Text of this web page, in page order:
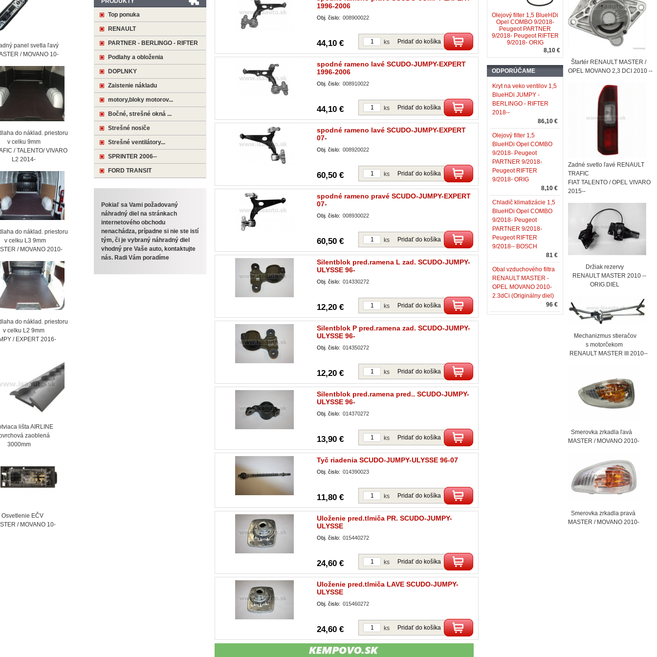
1996-2006
Obj. čislo: 008900022
44,10 € Pridať do košíka
ks
spodné rameno lavé SCUDO-JUMPY-EXPERT
1996-2006
Obj. čislo: 008910022
44,10 € Pridať do košíka
ks
spodné rameno lavé SCUDO-JUMPY-EXPERT
07-
Obj. čislo: 008920022
60,50 € Pridať do košíka
ks
spodné rameno pravé SCUDO-JUMPY-EXPERT
07-
Obj. čislo: 008930022
60,50 € Pridať do košíka
ks
Silentblok pred.ramena L zad. SCUDO-JUMPY-
ULYSSE 96-
Obj. čislo: 014330272
12,20 € Pridať do košíka
ks
Silentblok P pred.ramena zad. SCUDO-JUMPY-
ULYSSE 96-
Obj. čislo: 014350272
12,20 € Pridať do košíka
ks
Silentblok pred.ramena pred.. SCUDO-JUMPY-
ULYSSE 96-
Obj. čislo: 014370272
13,90 € Pridať do košíka
ks
Tyč riadenia SCUDO-JUMPY-ULYSSE 96-07
Obj. čislo: 014390023
11,80 € Pridať do košíka
ks
Uloženie pred.tlmiča PR. SCUDO-JUMPY-
ULYSSE
Obj. čislo: 015440272
24,60 € Pridať do košíka
ks
Uloženie pred.tlmiča LAVE SCUDO-JUMPY-
ULYSSE
Obj. čislo: 015460272
24,60 € Pridať do košíka
ks
Olejový filter 1,5 BlueHDi
Opel COMBO 9/2018-
Peugeot PARTNER
9/2018- Peugeot RIFTER
9/2018- ORIG
8,10 €
ODPORÚČAME
Kryt na veko ventilov 1,5
BlueHDi JUMPY -
BERLINGO - RIFTER
2018--
86,10 €
Olejový filter 1,5
BlueHDi Opel COMBO
9/2018- Peugeot
PARTNER 9/2018-
Peugeot RIFTER
9/2018- ORIG
8,10 €
Chladič klimatizácie 1,5
BlueHDi Opel COMBO
9/2018- Peugeot
PARTNER 9/2018-
Peugeot RIFTER
9/2018-- BOSCH
81 €
Obal vzduchového filtra
RENAULT MASTER -
OPEL MOVANO 2010-
2.3dCi (Originálny diel)
96 €
Top ponuka
RENAULT
PARTNER - BERLINGO - RIFTER
Podlahy a obloženia
DOPLNKY
Zaistenie nákladu
motory,bloky motorov...
Bočné, strešné okná ...
Strešné nosiče
Strešné ventilátory...
SPRINTER 2006--
FORD TRANSIT
Pokiaľ sa Vami požadovaný
náhradný diel na stránkach
internetového obchodu
nenachádza, prípadne si nie ste istí
tým, či je vybraný náhradný diel
vhodný pre Vaše auto, kontaktujte
nás. Radi Vám poradíme
panel svetla ľavý
/ MOVANO 10-
do náklad. priestoru
9mm
/ TALENTO/ VIVARO
2014-
do náklad. priestoru
L3 9mm
/ MOVANO 2010-
do náklad. priestoru
L2 9mm
/ EXPERT 2016-
lišta AIRLINE
zaoblená
EČV
/ MOVANO 10-
Štartér RENAULT MASTER /
OPEL MOVANO 2,3 DCI 2010 --
Zadné svetlo ľavé RENAULT
TRAFIC
FIAT TALENTO / OPEL VIVARO
2015--
Držiak rezervy
RENAULT MASTER 2010 --
ORIG.DIEL
Mechanizmus stieračov
s motorčekom
RENAULT MASTER III 2010--
Smerovka zrkadla ľavá
MASTER / MOVANO 2010-
Smerovka zrkadla pravá
MASTER / MOVANO 2010-